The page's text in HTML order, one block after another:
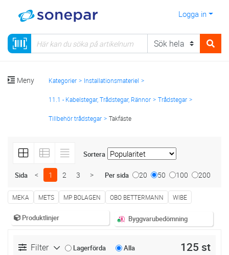
Logga in
Meny Kategorier Installationsmateriel
11.1 - Kabelstegar, Trådstegar, Rännor Trådstegar
Tillbehör trådstegar Takfäste
Sortera
Sida < 1 2 3 > Per sida 20 50 100 200
MEKA METS MP BOLAGEN OBO BETTERMANN WIBE
Produktlinjer Byggvarubedömning
Filter Lagerförda Alla 125 st